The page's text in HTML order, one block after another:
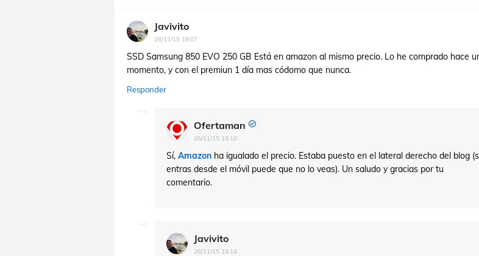
Javivito
26/11/15 19:07
SSD Samsung 850 EVO 250 GB Está en amazon al mismo precio. Lo he comprado hace
momento, y con el premiun 1 día mas códomo que nunca.
Responder
Ofertaman
26/11/15 19:10
Sí, Amazon ha igualado el precio. Estaba puesto en el lateral derecho del blog
entras desde el móvil puede que no lo veas). Un saludo y gracias por tu
comentario.
Javivito
26/11/15 19:14